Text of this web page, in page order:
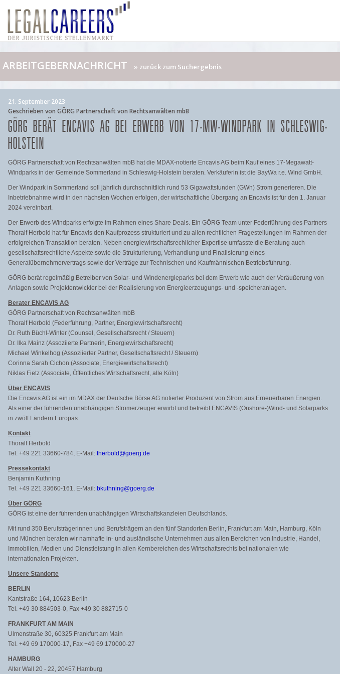
ARBEITGEBERNACHRICHT » zurück zum Suchergebnis
21. September 2023
Geschrieben von GÖRG Partnerschaft von Rechtsanwälten mbB
GÖRG BERÄT ENCAVIS AG BEI ERWERB VON 17-MW-WINDPARK IN SCHLESWIG-
HOLSTEIN
GÖRG Partnerschaft von Rechtsanwälten mbB hat die MDAX-notierte Encavis AG beim Kauf eines 17-Megawatt-
Windparks in der Gemeinde Sommerland in Schleswig-Holstein beraten. Verkäuferin ist die BayWa r.e. Wind GmbH.
Der Windpark in Sommerland soll jährlich durchschnittlich rund 53 Gigawattstunden (GWh) Strom generieren. Die
Inbetriebnahme wird in den nächsten Wochen erfolgen, der wirtschaftliche Übergang an Encavis ist für den 1. Januar
2024 vereinbart.
Der Erwerb des Windparks erfolgte im Rahmen eines Share Deals. Ein GÖRG Team unter Federführung des Partners
Thoralf Herbold hat für Encavis den Kaufprozess strukturiert und zu allen rechtlichen Fragestellungen im Rahmen der
erfolgreichen Transaktion beraten. Neben energiewirtschaftsrechlicher Expertise umfasste die Beratung auch
gesellschaftsrechtliche Aspekte sowie die Strukturierung, Verhandlung und Finalisierung eines
Generalübernehmervertrags sowie der Verträge zur Technischen und Kaufmännischen Betriebsführung.
GÖRG berät regelmäßig Betreiber von Solar- und Windenergieparks bei dem Erwerb wie auch der Veräußerung von
Anlagen sowie Projektentwickler bei der Realisierung von Energieerzeugungs- und -speicheranlagen.
Berater ENCAVIS AG
GÖRG Partnerschaft von Rechtsanwälten mbB
Thoralf Herbold (Federführung, Partner, Energiewirtschaftsrecht)
Dr. Ruth Büchl-Winter (Counsel, Gesellschaftsrecht / Steuern)
Dr. Ilka Mainz (Assoziierte Partnerin, Energiewirtschaftsrecht)
Michael Winkelhog (Assoziierter Partner, Gesellschaftsrecht / Steuern)
Corinna Sarah Cichon (Associate, Energiewirtschaftsrecht)
Niklas Fietz (Associate, Öffentliches Wirtschaftsrecht, alle Köln)
Über ENCAVIS
Die Encavis AG ist ein im MDAX der Deutsche Börse AG notierter Produzent von Strom aus Erneuerbaren Energien.
Als einer der führenden unabhängigen Stromerzeuger erwirbt und betreibt ENCAVIS (Onshore-)Wind- und Solarparks
in zwölf Ländern Europas.
Kontakt
Thoralf Herbold
Tel. +49 221 33660-784, E-Mail: therbold@goerg.de
Pressekontakt
Benjamin Kuthning
Tel. +49 221 33660-161, E-Mail: bkuthning@goerg.de
Über GÖRG
GÖRG ist eine der führenden unabhängigen Wirtschaftskanzleien Deutschlands.
Mit rund 350 Berufsträgerinnen und Berufsträgern an den fünf Standorten Berlin, Frankfurt am Main, Hamburg, Köln
und München beraten wir namhafte in- und ausländische Unternehmen aus allen Bereichen von Industrie, Handel,
Immobilien, Medien und Dienstleistung in allen Kernbereichen des Wirtschaftsrechts bei nationalen wie
internationalen Projekten.
Unsere Standorte
BERLIN
Kantstraße 164, 10623 Berlin
Tel. +49 30 884503-0, Fax +49 30 882715-0
FRANKFURT AM MAIN
Ulmenstraße 30, 60325 Frankfurt am Main
Tel. +49 69 170000-17, Fax +49 69 170000-27
HAMBURG
Alter Wall 20 - 22, 20457 Hamburg